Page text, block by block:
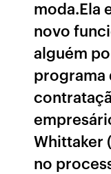
moda.Ela
novo
alguém
programa
Whittaker
no